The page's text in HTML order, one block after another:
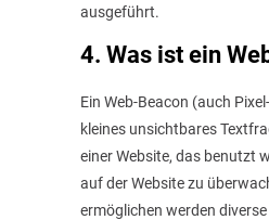
ausgeführt.
4. Was ist ein
Ein Web-Beacon (auch
kleines unsichtbares
einer Website, das benutzt
auf der Website zu
ermöglichen werden